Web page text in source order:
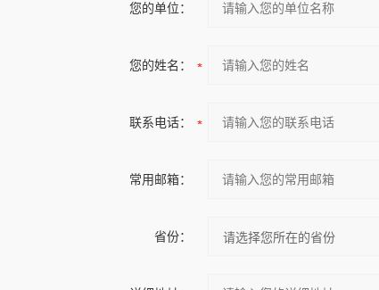
您的单位：
您的姓名：
联系电话：
常用邮箱：
省份：